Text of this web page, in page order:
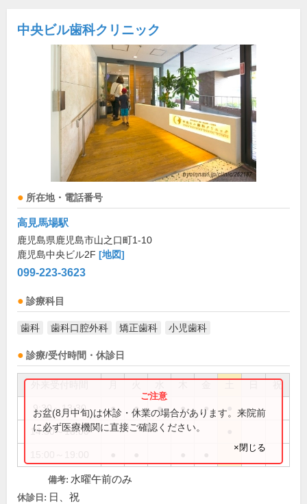
中央ビル歯科クリニック
所在地・電話番号
高見馬場駅
鹿児島県鹿児島市山之口町1-10
鹿児島中央ビル2F [地図]
099-223-3623
診療科目
歯科 歯科口腔外科 矯正歯科 小児歯科
診療/受付時間・休診日
祝
9:30～13:30 ● ● ● ● ●
14:30～18:00
お盆(8月中旬)は休診・休業の場合があります。来院前
に必ず医療機関に直接ご確認ください。
×閉じる
備考: 水曜午前のみ
休診日: 日、祝